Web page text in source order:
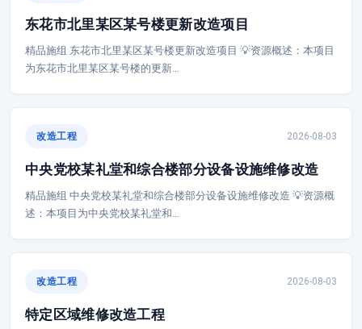
东花市北里某区某号楼更新改造项目
精品施组 东花市北里某区某号楼更新改造项目 💡资源概述：本项目
为东花市北里某区某号楼的更新…
改造工程 2026-08-03
中央党校某礼堂和综合楼部分设备设施维修改造
精品施组 中央党校某礼堂和综合楼部分设备设施维修改造 💡资源概
述：本项目为中央党校某礼堂和…
改造工程 2026-08-03
特定区域维修改造工程